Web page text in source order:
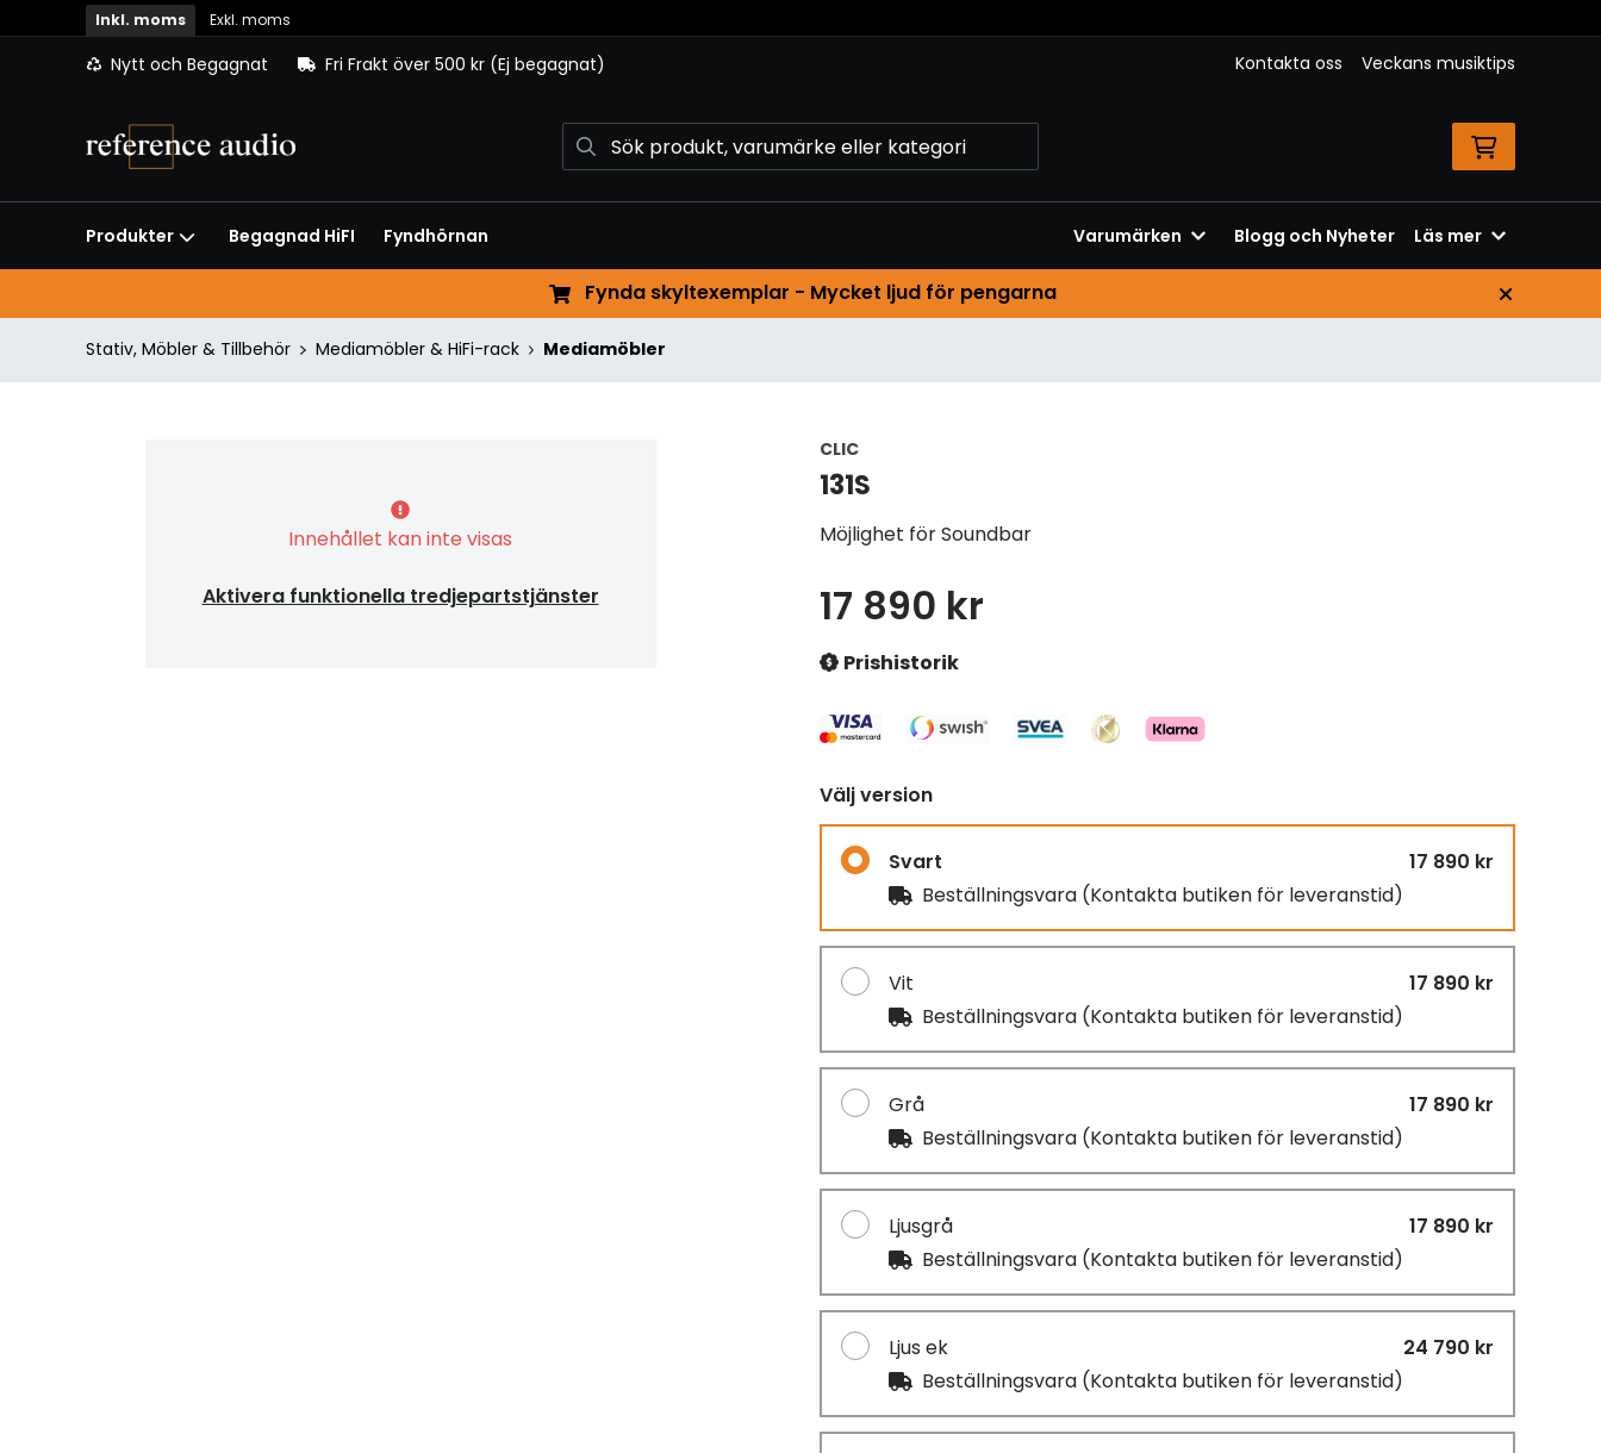
Inkl. moms Exkl. moms
Nytt och Begagnat Fri Frakt över 500 kr (Ej begagnat) Kontakta oss Veckans musiktips
Produkter Begagnad HiFI Fyndhörnan Varumärken Blogg och Nyheter Läs mer
Fynda skyltexemplar - Mycket ljud för pengarna
Stativ, Möbler & Tillbehör Mediamöbler & HiFi-rack Mediamöbler
Innehållet kan inte visas
Aktivera funktionella tredjepartstjänster
CLIC
131S
Möjlighet för Soundbar
17 890 kr
Prishistorik
Välj version
Svart
17 890 kr
Beställningsvara (Kontakta butiken för leveranstid)
Vit
17 890 kr
Beställningsvara (Kontakta butiken för leveranstid)
Grå
17 890 kr
Beställningsvara (Kontakta butiken för leveranstid)
Ljusgrå
17 890 kr
Beställningsvara (Kontakta butiken för leveranstid)
Ljus ek
24 790 kr
Beställningsvara (Kontakta butiken för leveranstid)